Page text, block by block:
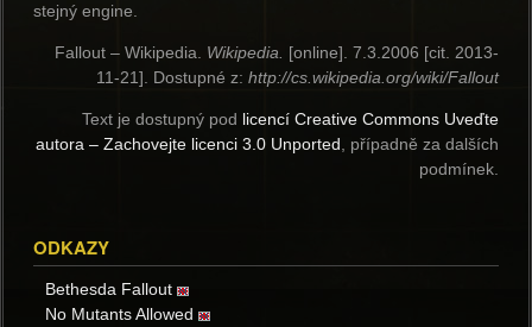
stejný engine.
Fallout – Wikipedia. Wikipedia. [online]. 7.3.2006 [cit. 2013-
11-21]. Dostupné z: http://cs.wikipedia.org/wiki/Fallout
Text je dostupný pod licencí Creative Commons Uveďte
autora – Zachovejte licenci 3.0 Unported, případně za dalších
podmínek.
ODKAZY
Bethesda Fallout
No Mutants Allowed